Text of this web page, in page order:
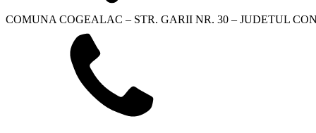
COMUNA COGEALAC – STR. GARII NR. 30 – JUDETUL